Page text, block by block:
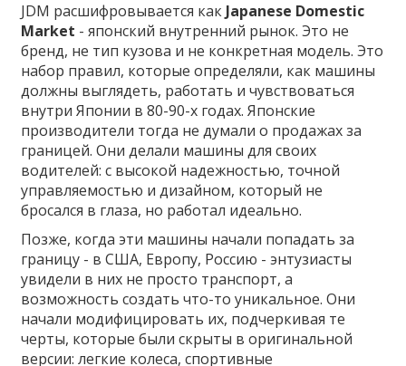
JDM расшифровывается какJapanese Domestic
Market - японский внутренний рынок. Это не
бренд, не тип кузова и не конкретная модель. Это
набор правил, которые определяли, как машины
должны выглядеть, работать и чувствоваться
внутри Японии в 80-90-х годах. Японские
производители тогда не думали о продажах за
границей. Они делали машины для своих
водителей: с высокой надежностью, точной
управляемостью и дизайном, который не
бросался в глаза, но работал идеально.
Позже, когда эти машины начали попадать за
границу - в США, Европу, Россию - энтузиасты
увидели в них не просто транспорт, а
возможность создать что-то уникальное. Они
начали модифицировать их, подчеркивая те
черты, которые были скрыты в оригинальной
версии: легкие колеса, спортивные